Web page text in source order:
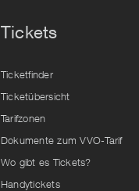
Tickets
Ticketfinder
Ticketübersicht
Tarifzonen
Dokumente zum VVO-Tarif
Wo gibt es Tickets?
Handytickets